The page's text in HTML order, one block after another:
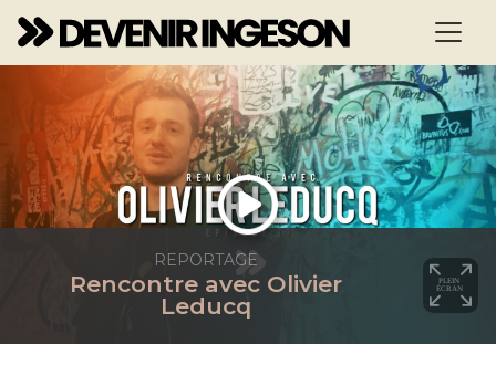
REPORTAGE
Rencontre avec Olivier
Leducq